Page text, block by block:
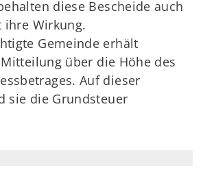
diese Bescheide auch
ihre Wirkung.
Gemeinde erhält
über die Höhe des
Auf dieser
sie die Grundsteuer